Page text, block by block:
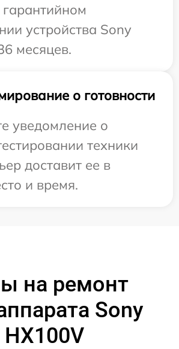
устройства Sony
месяцев.
о готовности
уведомление о
техники
доставит ее в
и время.
на ремонт
Sony
HX100V